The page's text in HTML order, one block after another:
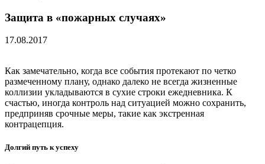
Защита в «пожарных случаях»
17.08.2017
Как замечательно, когда все события протекают по четко
размеченному плану, однако далеко не всегда жизненные
коллизии укладываются в сухие строки ежедневника. К
счастью, иногда контроль над ситуацией можно сохранить,
предприняв срочные меры, такие как экстренная
контрацепция.
Долгий путь к успеху